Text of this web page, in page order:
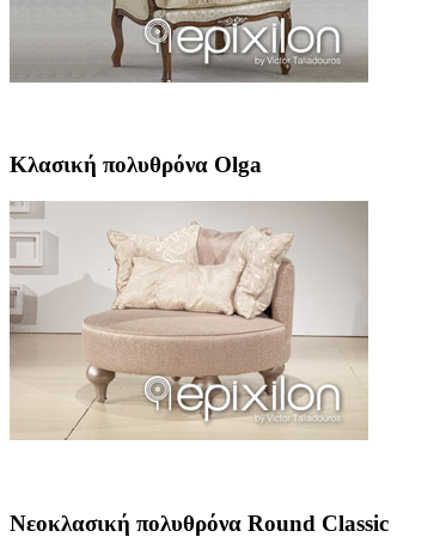
Κλασική πολυθρόνα Olga
Νεοκλασική πολυθρόνα Round Classic